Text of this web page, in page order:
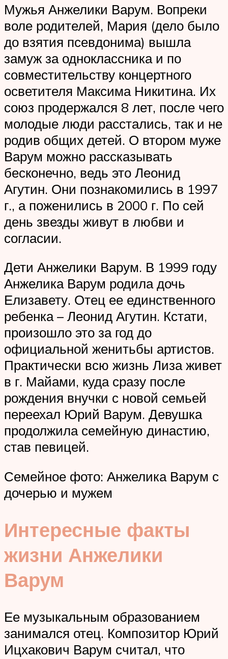
Мужья Анжелики Варум. Вопреки
воле родителей, Мария (дело было
до взятия псевдонима) вышла
замуж за одноклассника и по
совместительству концертного
осветителя Максима Никитина. Их
союз продержался 8 лет, после чего
молодые люди расстались, так и не
родив общих детей. О втором муже
Варум можно рассказывать
бесконечно, ведь это Леонид
Агутин. Они познакомились в 1997
г., а поженились в 2000 г. По сей
день звезды живут в любви и
согласии.
Дети Анжелики Варум. В 1999 году
Анжелика Варум родила дочь
Елизавету. Отец ее единственного
ребенка – Леонид Агутин. Кстати,
произошло это за год до
официальной женитьбы артистов.
Практически всю жизнь Лиза живет
в г. Майами, куда сразу после
рождения внучки с новой семьей
переехал Юрий Варум. Девушка
продолжила семейную династию,
став певицей.
Семейное фото: Анжелика Варум с
дочерью и мужем
Интересные факты
жизни Анжелики
Варум
Ее музыкальным образованием
занимался отец. Композитор Юрий
Ицхакович Варум считал, что